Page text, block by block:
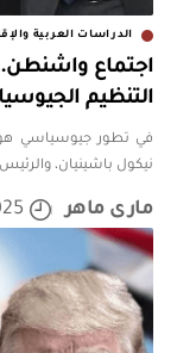
الدراسات العربية
اجتماع واشنطن..
التنظيم
في تطور جيوسياسي هو
نيكول باشينيان، والرئيس
مارى ماهر